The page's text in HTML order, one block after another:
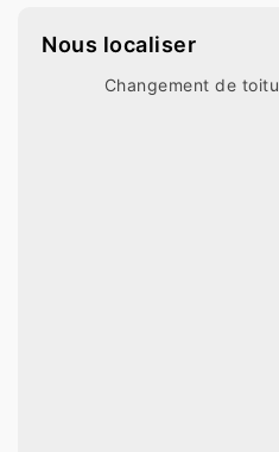
Nous localiser
Changement de